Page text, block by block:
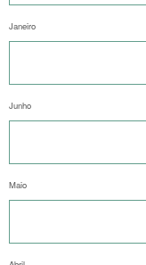
Janeiro
Junho
Maio